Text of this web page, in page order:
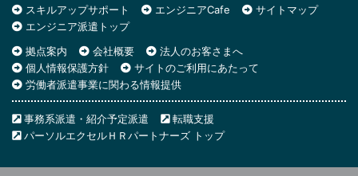
スキルアップサポート
エンジニアCafe
サイトマップ
エンジニア派遣トップ
拠点案内
会社概要
法人のお客さまへ
個人情報保護方針
サイトのご利用にあたって
労働者派遣事業に関わる情報提供
事務系派遣・紹介予定派遣
転職支援
パーソルエクセルＨＲパートナーズ トップ